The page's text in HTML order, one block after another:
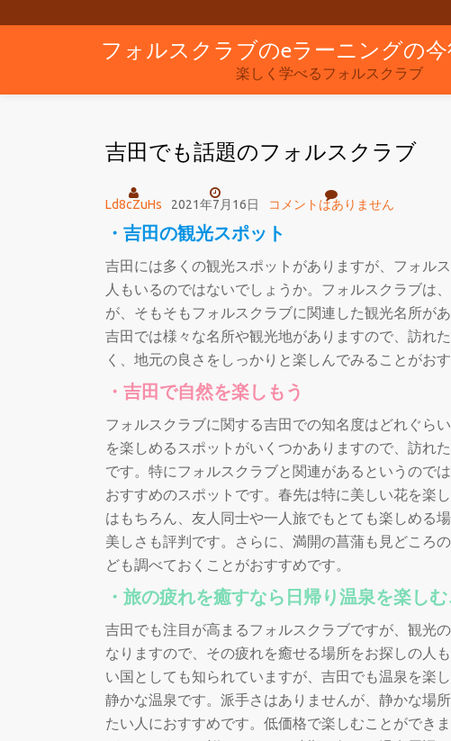
テ
フォルスクラブのeラーニングの
楽しく学べるフォルスクラブ
吉田でも話題のフォルスクラブ
Ld8cZuHs 2021年7月16日 コメントはありません
・吉田の観光スポット
吉田には多くの観光スポットがありますが、フォル
人もいるのではないでしょうか。フォルスクラブは
が、そもそもフォルスクラブに関連した観光名所が
吉田では様々な名所や観光地がありますので、訪れ
く、地元の良さをしっかりと楽しんでみることがおす
・吉田で自然を楽しもう
フォルスクラブに関する吉田での知名度はどれぐら
を楽しめるスポットがいくつかありますので、訪れ
です。特にフォルスクラブと関連があるというので
おすすめのスポットです。春先は特に美しい花を楽
はもちろん、友人同士や一人旅でもとても楽しめる
美しさも評判です。さらに、満開の菖蒲も見どころ
ども調べておくことがおすすめです。
・旅の疲れを癒すなら日帰り温泉を楽し
吉田でも注目が高まるフォルスクラブですが、観光
なりますので、その疲れを癒せる場所をお探しの人
い国としても知られていますが、吉田でも温泉を楽
静かな温泉です。派手さはありませんが、静かな場
たい人におすすめです。低価格で楽しむことができ